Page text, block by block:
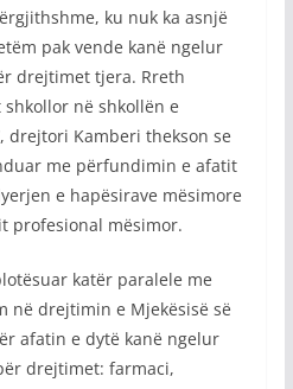
ku nuk ka asnjë
pak vende kanë ngelur
drejtimet tjera. Rreth
në shkollën e
drejtori Kamberi thekson se
me përfundimin e afatit
e hapësirave mësimore
profesional mësimor.
katër paralele me
në drejtimin e Mjekësisë së
afatin e dytë kanë ngelur
drejtimet: farmaci,